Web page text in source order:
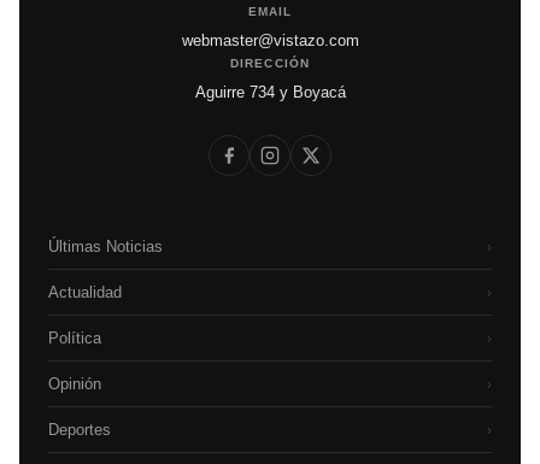
EMAIL
webmaster@vistazo.com
DIRECCIÓN
Aguirre 734 y Boyacá
Últimas Noticias ›
Actualidad ›
Política ›
Opinión ›
Deportes ›